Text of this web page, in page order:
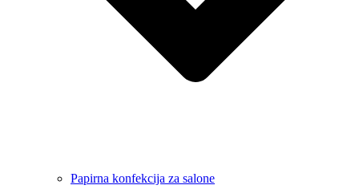
Papirna konfekcija za salone